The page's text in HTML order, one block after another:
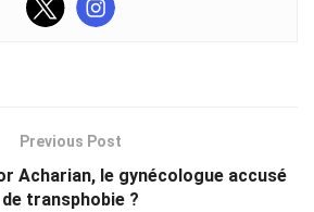
Previous Post
Acharian, le gynécologue accusé
de transphobie ?